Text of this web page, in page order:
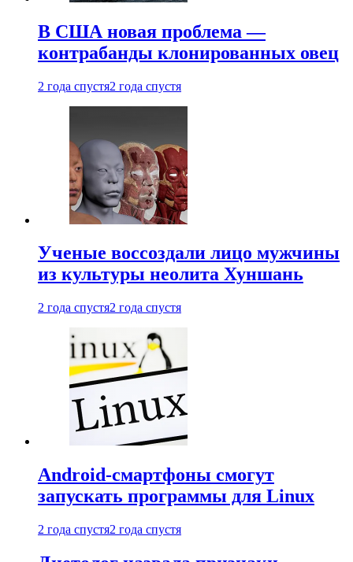
В США новая проблема —
контрабанды клонированных овец
2 года спустя2 года спустя
Ученые воссоздали лицо мужчины
из культуры неолита Хуншань
2 года спустя2 года спустя
Android-смартфоны смогут
запускать программы для Linux
2 года спустя2 года спустя